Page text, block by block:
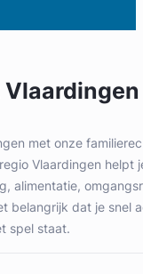
met onze
Vlaardingen helpt
alimentatie,
belangrijk dat je snel
spel staat.